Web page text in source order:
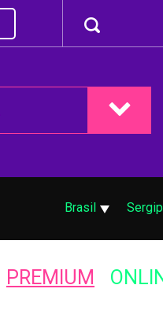
Brasil
PREMIUM